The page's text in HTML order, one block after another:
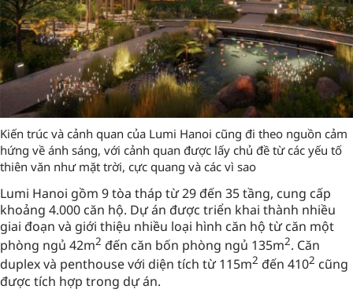
Kiến trúc và cảnh quan của Lumi Hanoi cũng đi theo nguồn cảm
hứng về ánh sáng, với cảnh quan được lấy chủ đề từ các yếu tố
thiên văn như mặt trời, cực quang và các vì sao
Lumi Hanoi gồm 9 tòa tháp từ 29 đến 35 tầng, cung cấp
khoảng 4.000 căn hộ. Dự án được triển khai thành nhiều
giai đoạn và giới thiệu nhiều loại hình căn hộ từ căn một
phòng ngủ 42m2 đến căn bốn phòng ngủ 135m2. Căn
duplex và penthouse với diện tích từ 115m2 đến 4102 cũng
được tích hợp trong dự án.